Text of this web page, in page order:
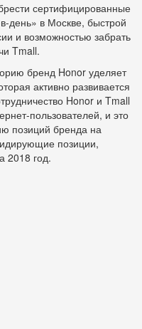
сертифицированные
день» в Москве, быстрой
и возможностью забрать
Tmall.
бренд Honor уделяет
активно развивается
Honor и Tmall
пользователей, и это
позиций бренда на
позиции,
2018 год.